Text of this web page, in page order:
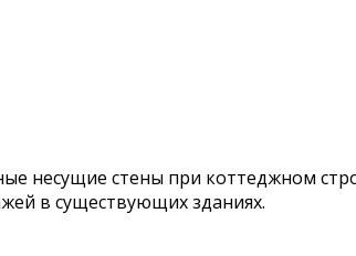
несущие стены при коттеджном
в существующих зданиях.